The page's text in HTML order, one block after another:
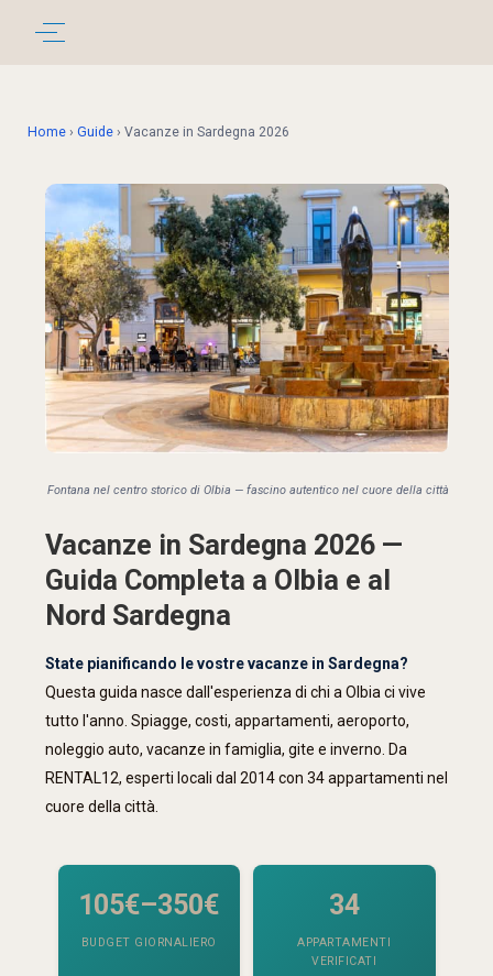
Home › Guide › Vacanze in Sardegna 2026
Fontana nel centro storico di Olbia — fascino autentico nel cuore della città
Vacanze in Sardegna 2026 —
Guida Completa a Olbia e al
Nord Sardegna
State pianificando le vostre vacanze in Sardegna?
Questa guida nasce dall'esperienza di chi a Olbia ci vive
tutto l'anno. Spiagge, costi, appartamenti, aeroporto,
noleggio auto, vacanze in famiglia, gite e inverno. Da
RENTAL12, esperti locali dal 2014 con 34 appartamenti nel
cuore della città.
105€–350€
BUDGET GIORNALIERO
34
APPARTAMENTI
VERIFICATI